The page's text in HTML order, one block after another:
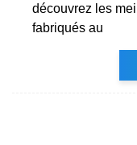
découvrez les
fabriqués au